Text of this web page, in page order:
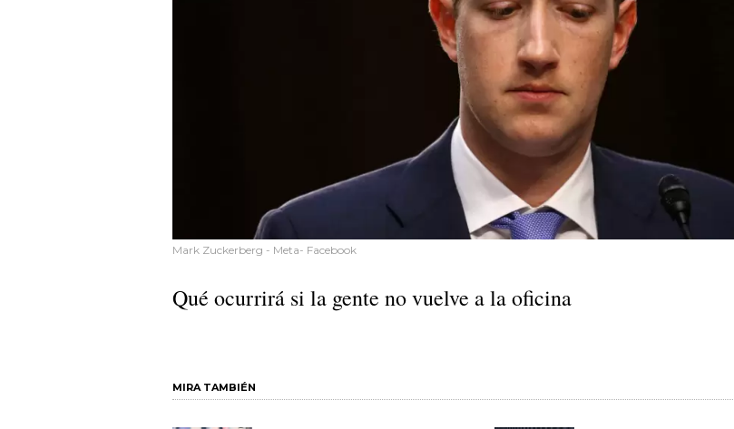
Mark Zuckerberg - Meta- Facebook
Qué ocurrirá si la gente no vuelve a la oficina
MIRA TAMBIÉN